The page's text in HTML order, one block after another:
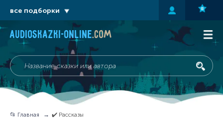
audioskazki-online.com
📂 Главная ✔️ Рассказы
все подборки